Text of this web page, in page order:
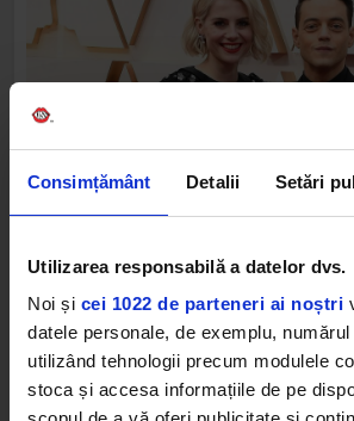
Consimțământ Detalii Setări
Utilizarea responsabilă a datelor dvs.
Noi și cei 1022 de parteneri ai noștri
datele personale, de exemplu, numărul
utilizând tehnologii precum modulele
stoca și accesa informațiile de pe